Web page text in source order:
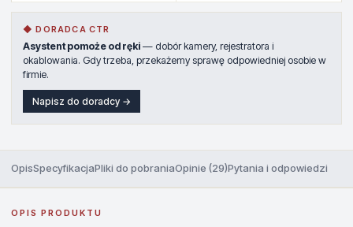
◆ DORADCA CTR
Asystent pomoże od ręki — dobór kamery, rejestratora i
okablowania. Gdy trzeba, przekażemy sprawę odpowiedniej osobie w
firmie.
Napisz do doradcy →
OpisSpecyfikacjaPliki do pobraniaOpinie (29)Pytania i odpowiedzi
OPIS PRODUKTU